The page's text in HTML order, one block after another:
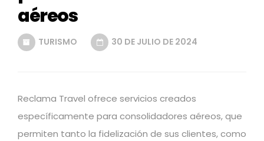
aéreos
TURISMO 30 DE JULIO DE 2024
Reclama Travel ofrece servicios creados
específicamente para consolidadores aéreos, que
permiten tanto la fidelización de sus clientes, como